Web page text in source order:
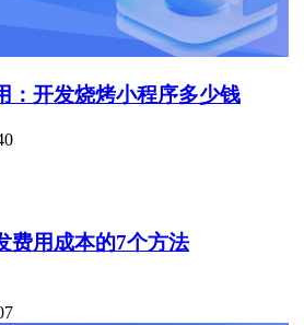
：开发烧烤小程序多少钱
费用成本的7个方法